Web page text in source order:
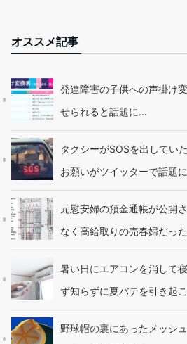
オススメ記事
発達障害の子供への声掛け
せられると話題に…
タクシーがSOSを出してい
お願いがツイッターで話題
元慰安婦の預金通帳が公開
なく高給取りの売春婦だっ
暑い日にエアコンを消して
ず知らずに夏バテを引き起
野球帽の裏にあったメッシ